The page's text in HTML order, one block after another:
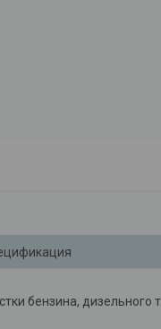
бензина, дизельного